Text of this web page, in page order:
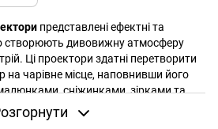
представлені ефектні та
створюють дивовижну атмосферу
Ці проектори здатні перетворити
на чарівне місце, наповнивши його
сніжинками, зірками та
Вони ідеально підходять для
просторів, надаючи